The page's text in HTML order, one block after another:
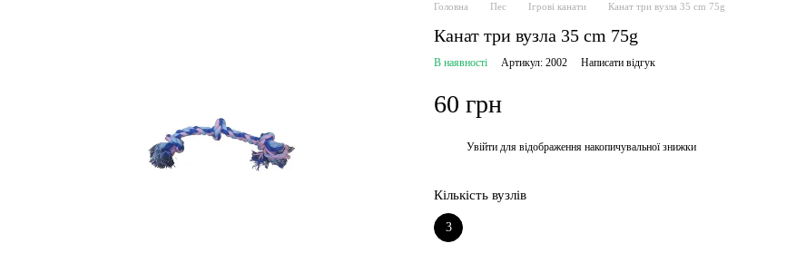
Головна Пес Ігрові канати Канат три вузла 35 cm 75g
Канат три вузла 35 cm 75g
В наявності Артикул: 2002 Написати відгук
60 грн
Увійти для відображення накопичувальної знижки
Кількість вузлів
3